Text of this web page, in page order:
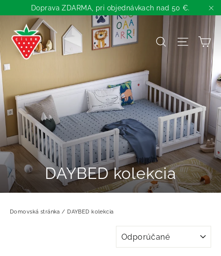
Preskočiť
obsah
Doprava ZDARMA, pri objednávkach nad 50 €.
Názov
DAYBED kolekcia
Domovská stránka / DAYBED kolekcia